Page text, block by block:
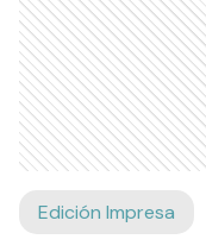
Edición Impresa